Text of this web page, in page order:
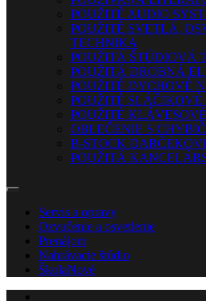
POUŽITÉ AUDIO
POUŽITÉ SVETLÁ,
TECHNIKA
POUŽITÁ ŠTÚDIOVÁ
POUŽITÁ DROBNÁ
POUŽITÉ DYCHOVÉ
POUŽITÉ SLÁČIKOVÉ
POUŽITÉ
OBLEČENIE S
B-STOCK
POUŽITÁ
Servis a opravy
Ozvučenie a osvetlenie
Prenájom
Nahrávacie štúdio
ŠkolaNové